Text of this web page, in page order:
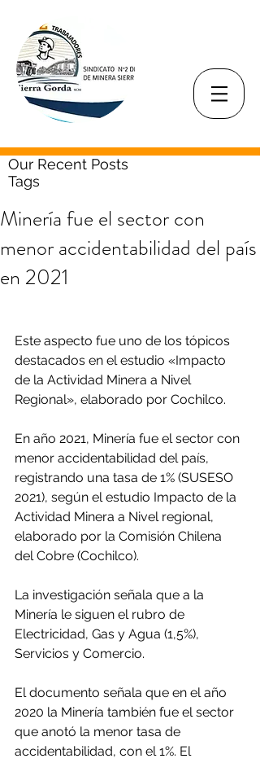
Our Recent Posts
Tags
Minería fue el sector con
menor accidentabilidad del país
en 2021
Este aspecto fue uno de los tópicos
destacados en el estudio «Impacto
de la Actividad Minera a Nivel
Regional», elaborado por Cochilco.
En año 2021, Minería fue el sector con
menor accidentabilidad del país,
registrando una tasa de 1% (SUSESO
2021), según el estudio Impacto de la
Actividad Minera a Nivel regional,
elaborado por la Comisión Chilena
del Cobre (Cochilco).
La investigación señala que a la
Minería le siguen el rubro de
Electricidad, Gas y Agua (1,5%),
Servicios y Comercio.
El documento señala que en el año
2020 la Minería también fue el sector
que anotó la menor tasa de
accidentabilidad, con el 1%. El